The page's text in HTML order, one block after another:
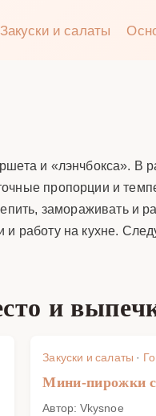
Закуски и салаты
и «лэнчбокса». В
пропорции и
замораживать и
и работу на кухне.
и
Закуски и салаты ·
Мини-пирожки
Автор: Vkysnoe